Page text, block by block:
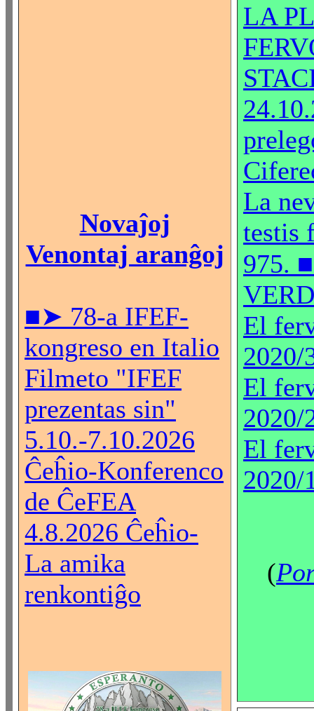
Novaĵoj
Venontaj aranĝoj
■➤ 78-a IFEF-
kongreso en Italio
Filmeto "IFEF
prezentas sin"
5.10.-7.10.2026
Ĉeĥio-Konferenco
de ĈeFEA
4.8.2026 Ĉeĥio-
La amika
renkontiĝo
LA
La
testis
975.
El
2020/
El
2020/
El
2020/
(